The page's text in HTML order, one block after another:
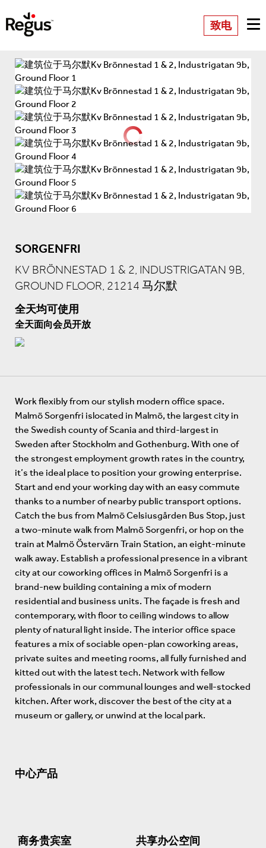
致电
SORGENFRI
KV BRÖNNESTAD 1 & 2, INDUSTRIGATAN 9B,
GROUND FLOOR, 21214 马尔默
全天均可使用
全天面向会员开放
Work flexibly from our stylish modern office space.
Malmö Sorgenfri islocated in Malmö, the largest city in
the Swedish county of Scania and third-largest in
Sweden after Stockholm and Gothenburg. With one of
the strongest employment growth rates in the country,
it’s the ideal place to position your growing enterprise.
Start and end your working day with an easy commute
thanks to a number of nearby public transport options.
Catch the bus from Malmö Celsiusgården Bus Stop, just
a two-minute walk from Malmö Sorgenfri, or hop on the
train at Malmö Östervärn Train Station, an eight-minute
walk away. Establish a professional presence in a vibrant
city at our coworking offices in Malmö Sorgenfri is a
brand-new building containing a mix of modern
residential and business units. The façade is fresh and
contemporary, with floor to ceiling windows to allow
plenty of natural light inside. The interior office space
features a mix of sociable open-plan coworking areas,
private suites and meeting rooms, all fully furnished and
kitted out with the latest tech. Network with fellow
professionals in our communal lounges and well-stocked
kitchen. After work, discover the best of the city at a
museum or gallery, or unwind at the local park.
中心产品
商务贵宾室 共享办公空间